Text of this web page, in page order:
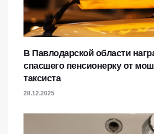
В Павлодарской области
спасшего пенсионерку от
таксиста
28.12.2025